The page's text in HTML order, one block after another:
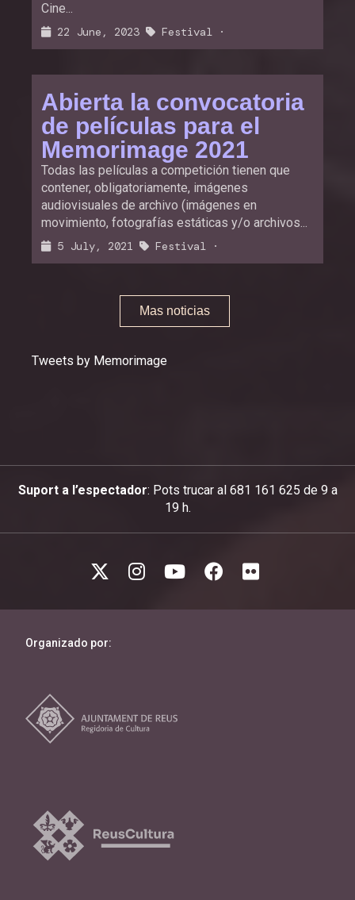
Cine...
22 June, 2023 Festival ·
Abierta la convocatoria
de películas para el
Memorimage 2021
Todas las películas a competición tienen que
contener, obligatoriamente, imágenes
audiovisuales de archivo (imágenes en
movimiento, fotografías estáticas y/o archivos...
5 July, 2021 Festival ·
Mas noticias
Tweets by Memorimage
Suport a l’espectador: Pots trucar al 681 161 625 de 9 a
19 h.
Organizado por: